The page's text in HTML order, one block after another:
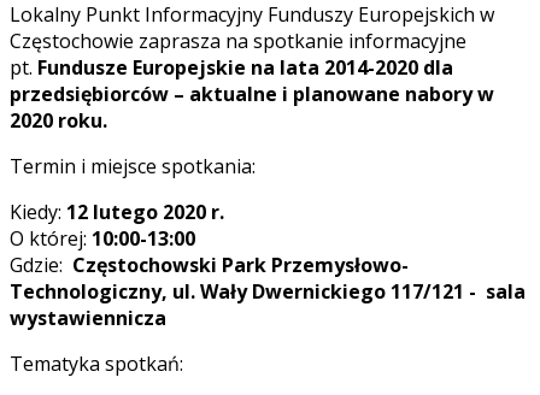
Lokalny Punkt Informacyjny Funduszy Europejskich w
Częstochowie zaprasza na spotkanie informacyjne
pt. Fundusze Europejskie na lata 2014-2020 dla
przedsiębiorców – aktualne i planowane nabory w
2020 roku.
Termin i miejsce spotkania:
Kiedy: 12 lutego 2020 r.
O której: 10:00-13:00
Gdzie: Częstochowski Park Przemysłowo-
Technologiczny, ul. Wały Dwernickiego 117/121 - sala
wystawiennicza
Tematyka spotkań: